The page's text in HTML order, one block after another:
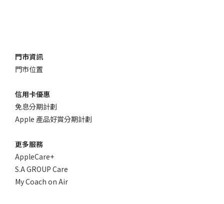
門市資訊
門市位置
信用卡優惠
免息分期計劃
Apple 產品好賞分期計劃
更多服務
AppleCare+
S.A GROUP Care
My Coach on Air